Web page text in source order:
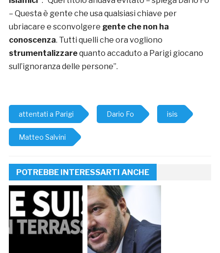
– Questa è gente che usa qualsiasi chiave per
ubriacare e sconvolgere gente che non ha
conoscenza. Tutti quelli che ora vogliono
strumentalizzarequanto accaduto a Parigi giocano
sull’ignoranza delle persone”.
attentati a Parigi Dario Fo isis
Matteo Salvini
POTREBBE INTERESSARTI ANCHE